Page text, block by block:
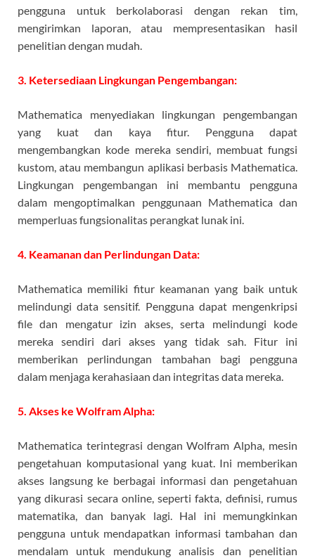
pengguna untuk berkolaborasi dengan rekan tim,
mengirimkan laporan, atau mempresentasikan hasil
penelitian dengan mudah.
3. Ketersediaan Lingkungan Pengembangan:
Mathematica menyediakan lingkungan pengembangan
yang kuat dan kaya fitur. Pengguna dapat
mengembangkan kode mereka sendiri, membuat fungsi
kustom, atau membangun aplikasi berbasis Mathematica.
Lingkungan pengembangan ini membantu pengguna
dalam mengoptimalkan penggunaan Mathematica dan
memperluas fungsionalitas perangkat lunak ini.
4. Keamanan dan Perlindungan Data:
Mathematica memiliki fitur keamanan yang baik untuk
melindungi data sensitif. Pengguna dapat mengenkripsi
file dan mengatur izin akses, serta melindungi kode
mereka sendiri dari akses yang tidak sah. Fitur ini
memberikan perlindungan tambahan bagi pengguna
dalam menjaga kerahasiaan dan integritas data mereka.
5. Akses ke Wolfram Alpha:
Mathematica terintegrasi dengan Wolfram Alpha, mesin
pengetahuan komputasional yang kuat. Ini memberikan
akses langsung ke berbagai informasi dan pengetahuan
yang dikurasi secara online, seperti fakta, definisi, rumus
matematika, dan banyak lagi. Hal ini memungkinkan
pengguna untuk mendapatkan informasi tambahan dan
mendalam untuk mendukung analisis dan penelitian